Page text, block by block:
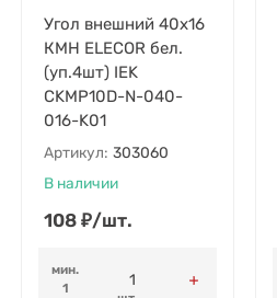
Угол внешний 40х16
КМН ELECOR бел.
(уп.4шт) IEK
CKMP10D-N-040-
016-K01
Артикул: 303060
В наличии
108 ₽/шт.
мин.
1